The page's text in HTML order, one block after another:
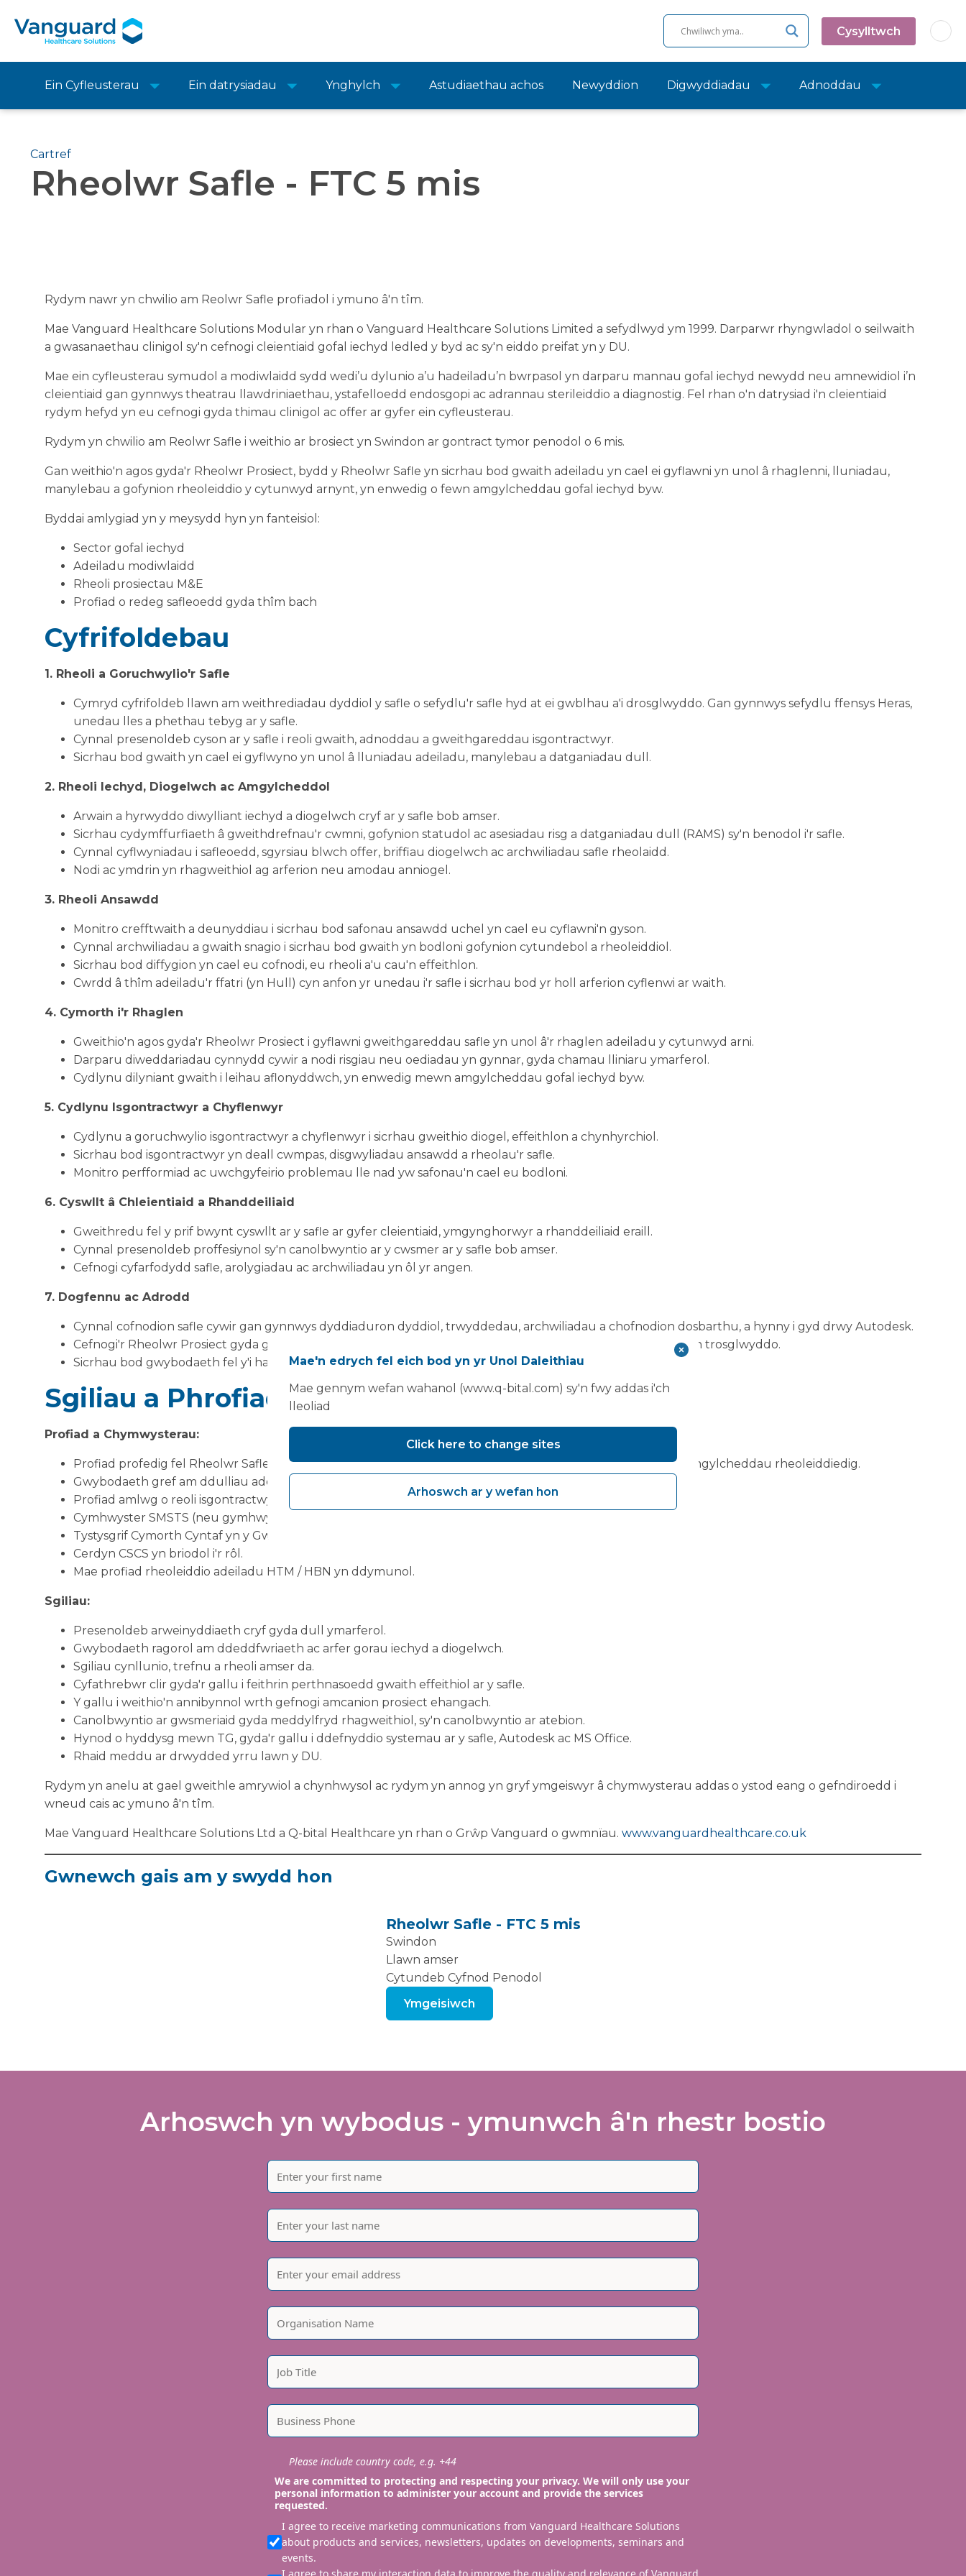
Cysylltwch
Ein Cyfleusterau Ein datrysiadau Ynghylch Astudiaethau achos Newyddion Digwyddiadau Adnoddau
Cartref
Rheolwr Safle - FTC 5 mis
Rydym nawr yn chwilio am Reolwr Safle profiadol i ymuno â'n tîm.
Mae Vanguard Healthcare Solutions Modular yn rhan o Vanguard Healthcare Solutions Limited a sefydlwyd ym 1999. Darparwr rhyngwladol o seilwaith
a gwasanaethau clinigol sy'n cefnogi cleientiaid gofal iechyd ledled y byd ac sy'n eiddo preifat yn y DU.
Mae ein cyfleusterau symudol a modiwlaidd sydd wedi’u dylunio a’u hadeiladu’n bwrpasol yn darparu mannau gofal iechyd newydd neu amnewidiol i’n
cleientiaid gan gynnwys theatrau llawdriniaethau, ystafelloedd endosgopi ac adrannau sterileiddio a diagnostig. Fel rhan o'n datrysiad i'n cleientiaid
rydym hefyd yn eu cefnogi gyda thimau clinigol ac offer ar gyfer ein cyfleusterau.
Rydym yn chwilio am Reolwr Safle i weithio ar brosiect yn Swindon ar gontract tymor penodol o 6 mis.
Gan weithio'n agos gyda'r Rheolwr Prosiect, bydd y Rheolwr Safle yn sicrhau bod gwaith adeiladu yn cael ei gyflawni yn unol â rhaglenni, lluniadau,
manylebau a gofynion rheoleiddio y cytunwyd arnynt, yn enwedig o fewn amgylcheddau gofal iechyd byw.
Byddai amlygiad yn y meysydd hyn yn fanteisiol:
Sector gofal iechyd
Adeiladu modiwlaidd
Rheoli prosiectau M&E
Profiad o redeg safleoedd gyda thîm bach
Cyfrifoldebau
1. Rheoli a Goruchwylio'r Safle
Cymryd cyfrifoldeb llawn am weithrediadau dyddiol y safle o sefydlu'r safle hyd at ei gwblhau a'i drosglwyddo. Gan gynnwys sefydlu ffensys Heras,
unedau lles a phethau tebyg ar y safle.
Cynnal presenoldeb cyson ar y safle i reoli gwaith, adnoddau a gweithgareddau isgontractwyr.
Sicrhau bod gwaith yn cael ei gyflwyno yn unol â lluniadau adeiladu, manylebau a datganiadau dull.
2. Rheoli Iechyd, Diogelwch ac Amgylcheddol
Arwain a hyrwyddo diwylliant iechyd a diogelwch cryf ar y safle bob amser.
Sicrhau cydymffurfiaeth â gweithdrefnau'r cwmni, gofynion statudol ac asesiadau risg a datganiadau dull (RAMS) sy'n benodol i'r safle.
Cynnal cyflwyniadau i safleoedd, sgyrsiau blwch offer, briffiau diogelwch ac archwiliadau safle rheolaidd.
Nodi ac ymdrin yn rhagweithiol ag arferion neu amodau anniogel.
3. Rheoli Ansawdd
Monitro crefftwaith a deunyddiau i sicrhau bod safonau ansawdd uchel yn cael eu cyflawni'n gyson.
Cynnal archwiliadau a gwaith snagio i sicrhau bod gwaith yn bodloni gofynion cytundebol a rheoleiddiol.
Sicrhau bod diffygion yn cael eu cofnodi, eu rheoli a'u cau'n effeithlon.
Cwrdd â thîm adeiladu'r ffatri (yn Hull) cyn anfon yr unedau i'r safle i sicrhau bod yr holl arferion cyflenwi ar waith.
4. Cymorth i'r Rhaglen
Gweithio'n agos gyda'r Rheolwr Prosiect i gyflawni gweithgareddau safle yn unol â'r rhaglen adeiladu y cytunwyd arni.
Darparu diweddariadau cynnydd cywir a nodi risgiau neu oediadau yn gynnar, gyda chamau lliniaru ymarferol.
Cydlynu dilyniant gwaith i leihau aflonyddwch, yn enwedig mewn amgylcheddau gofal iechyd byw.
5. Cydlynu Isgontractwyr a Chyflenwyr
Cydlynu a goruchwylio isgontractwyr a chyflenwyr i sicrhau gweithio diogel, effeithlon a chynhyrchiol.
Sicrhau bod isgontractwyr yn deall cwmpas, disgwyliadau ansawdd a rheolau'r safle.
Monitro perfformiad ac uwchgyfeirio problemau lle nad yw safonau'n cael eu bodloni.
6. Cyswllt â Chleientiaid a Rhanddeiliaid
Gweithredu fel y prif bwynt cyswllt ar y safle ar gyfer cleientiaid, ymgynghorwyr a rhanddeiliaid eraill.
Cynnal presenoldeb proffesiynol sy'n canolbwyntio ar y cwsmer ar y safle bob amser.
Cefnogi cyfarfodydd safle, arolygiadau ac archwiliadau yn ôl yr angen.
7. Dogfennu ac Adrodd
Cynnal cofnodion safle cywir gan gynnwys dyddiaduron dyddiol, trwyddedau, archwiliadau a chofnodion dosbarthu, a hynny i gyd drwy Autodesk.
Cefnogi'r Rheolwr Prosiect gyda gwybodaeth am y safle ar gyfer adroddiadau, gwerthusiadau a dogfennaeth trosglwyddo.
Sicrhau bod gwybodaeth fel y'i hadeiladwyd a dogfennaeth y safle wedi'u cwblhau'n gywir.
Sgiliau a Phrofiad
Profiad a Chymwysterau:
Profiad profedig fel Rheolwr Safle yn y diwydiant adeiladu, yn ddelfrydol wrth ddarparu gofal iechyd neu amgylcheddau rheoleiddiedig.
Gwybodaeth gref am ddulliau adeiladu, dilyniannu a chydlynu safle.
Profiad amlwg o reoli isgontractwyr a thimau ar y safle.
Cymhwyster SMSTS (neu gymhwyster cyfatebol).
Tystysgrif Cymorth Cyntaf yn y Gwaith (neu barodrwydd i'w chael).
Cerdyn CSCS yn briodol i'r rôl.
Mae profiad rheoleiddio adeiladu HTM / HBN yn ddymunol.
Sgiliau:
Presenoldeb arweinyddiaeth cryf gyda dull ymarferol.
Gwybodaeth ragorol am ddeddfwriaeth ac arfer gorau iechyd a diogelwch.
Sgiliau cynllunio, trefnu a rheoli amser da.
Cyfathrebwr clir gyda'r gallu i feithrin perthnasoedd gwaith effeithiol ar y safle.
Y gallu i weithio'n annibynnol wrth gefnogi amcanion prosiect ehangach.
Canolbwyntio ar gwsmeriaid gyda meddylfryd rhagweithiol, sy'n canolbwyntio ar atebion.
Hynod o hyddysg mewn TG, gyda'r gallu i ddefnyddio systemau ar y safle, Autodesk ac MS Office.
Rhaid meddu ar drwydded yrru lawn y DU.
Rydym yn anelu at gael gweithle amrywiol a chynhwysol ac rydym yn annog yn gryf ymgeiswyr â chymwysterau addas o ystod eang o gefndiroedd i
wneud cais ac ymuno â'n tîm.
Mae Vanguard Healthcare Solutions Ltd a Q-bital Healthcare yn rhan o Grŵp Vanguard o gwmnïau. www.vanguardhealthcare.co.uk
Gwnewch gais am y swydd hon
Rheolwr Safle - FTC 5 mis
Swindon
Llawn amser
Cytundeb Cyfnod Penodol
Ymgeisiwch
Arhoswch yn wybodus - ymunwch â'n rhestr bostio
Please include country code, e.g. +44
We are committed to protecting and respecting your privacy. We will only use your
personal information to administer your account and provide the services
requested.
I agree to receive marketing communications from Vanguard Healthcare Solutions
about products and services, newsletters, updates on developments, seminars and
events.
Mae'n edrych fel eich bod yn yr Unol Daleithiau
Mae gennym wefan wahanol (www.q-bital.com) sy'n fwy addas i'ch
lleoliad
Click here to change sites
Arhoswch ar y wefan hon